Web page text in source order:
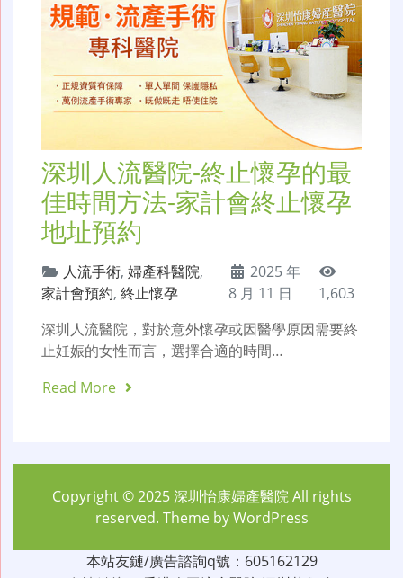
深圳人流醫院-終止懷孕的最
佳時間方法-家計會終止懷孕
地址預約
人流手術, 婦產科醫院,
家計會預約, 終止懷孕
2025 年
8 月 11 日
1,603
深圳人流醫院，對於意外懷孕或因醫學原因需要終
止妊娠的女性而言，選擇合適的時間…
Read More
Copyright © 2025深圳怡康婦產醫院All rights
reserved. Theme byWordPress
本站友鏈/廣告諮詢q號：605162129